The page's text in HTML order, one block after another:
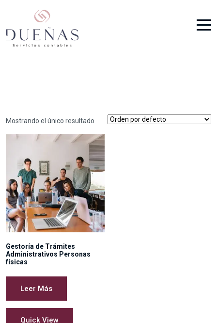
Mostrando el único resultado
Gestoría de Trámites
Administrativos Personas
físicas
Leer Más
Quick View